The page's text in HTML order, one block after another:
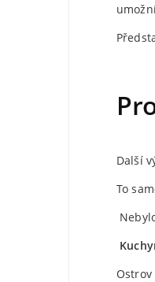
Další
To